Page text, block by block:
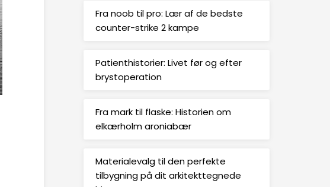
Fra noob til pro: Lær af de bedste
counter-strike 2 kampe
Patienthistorier: Livet før og efter
brystoperation
Fra mark til flaske: Historien om
elkærholm aroniabær
Materialevalg til den perfekte
tilbygning på dit arkitekttegnede